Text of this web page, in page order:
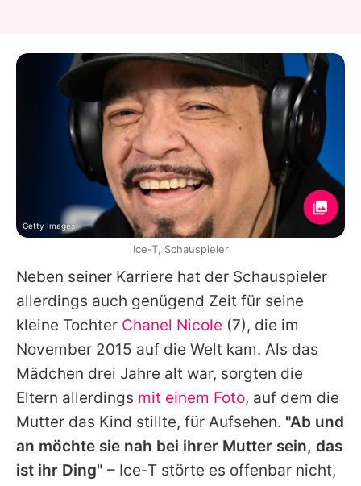
Neben seiner Karriere hat der Schauspieler
allerdings auch genügend Zeit für seine
kleine Tochter Chanel Nicole (7), die im
November 2015 auf die Welt kam. Als das
Mädchen drei Jahre alt war, sorgten die
Eltern allerdings mit einem Foto, auf dem die
Mutter das Kind stillte, für Aufsehen. "Ab und
an möchte sie nah bei ihrer Mutter sein, das
ist ihr Ding" – Ice-T störte es offenbar nicht,
Getty Images
Ice-T, Schauspieler